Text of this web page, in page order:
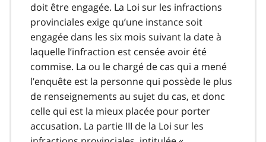
doit être engagée. La Loi sur les infractions
provinciales exige qu’une instance soit
engagée dans les six mois suivant la date à
laquelle l’infraction est censée avoir été
commise. La ou le chargé de cas qui a mené
l’enquête est la personne qui possède le plus
de renseignements au sujet du cas, et donc
celle qui est la mieux placée pour porter
accusation. La partie III de la Loi sur les